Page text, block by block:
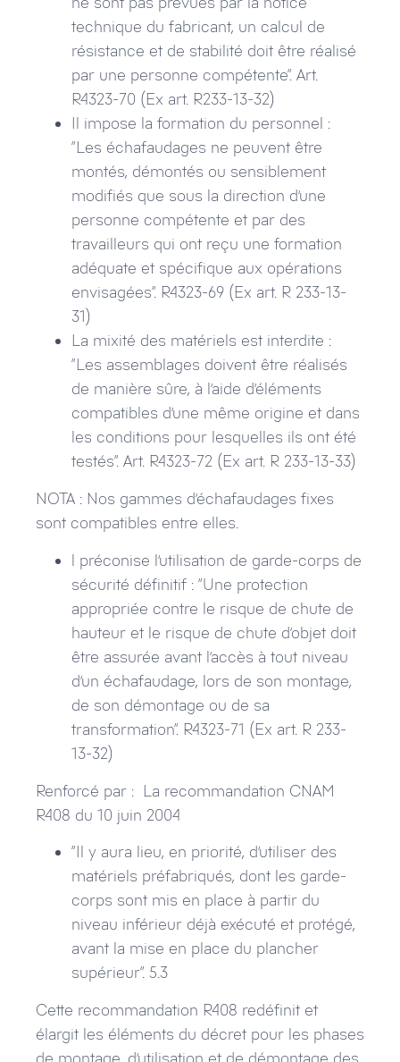
technique du fabricant, un calcul de
résistance et de stabilité doit être réalisé
par une personne compétente“. Art.
R4323-70 (Ex art. R233-13-32)
Il impose la formation du personnel :
“Les échafaudages ne peuvent être
montés, démontés ou sensiblement
modifiés que sous la direction d’une
personne compétente et par des
travailleurs qui ont reçu une formation
adéquate et spécifique aux opérations
envisagées“. R4323-69 (Ex art. R 233-13-
31)
La mixité des matériels est interdite :
“Les assemblages doivent être réalisés
de manière sûre, à l’aide d’éléments
compatibles d’une même origine et dans
les conditions pour lesquelles ils ont été
testés“. Art. R4323-72 (Ex art. R 233-13-33)
NOTA : Nos gammes d’échafaudages fixes
sont compatibles entre elles.
l préconise l’utilisation de garde-corps de
sécurité définitif : “Une protection
appropriée contre le risque de chute de
hauteur et le risque de chute d’objet doit
être assurée avant l’accès à tout niveau
d’un échafaudage, lors de son montage,
de son démontage ou de sa
transformation“. R4323-71 (Ex art. R 233-
13-32)
Renforcé par : La recommandation CNAM
R408 du 10 juin 2004
“Il y aura lieu, en priorité, d’utiliser des
matériels préfabriqués, dont les garde-
corps sont mis en place à partir du
niveau inférieur déjà exécuté et protégé,
avant la mise en place du plancher
supérieur“. 5.3
Cette recommandation R408 redéfinit et
élargit les éléments du décret pour les phases